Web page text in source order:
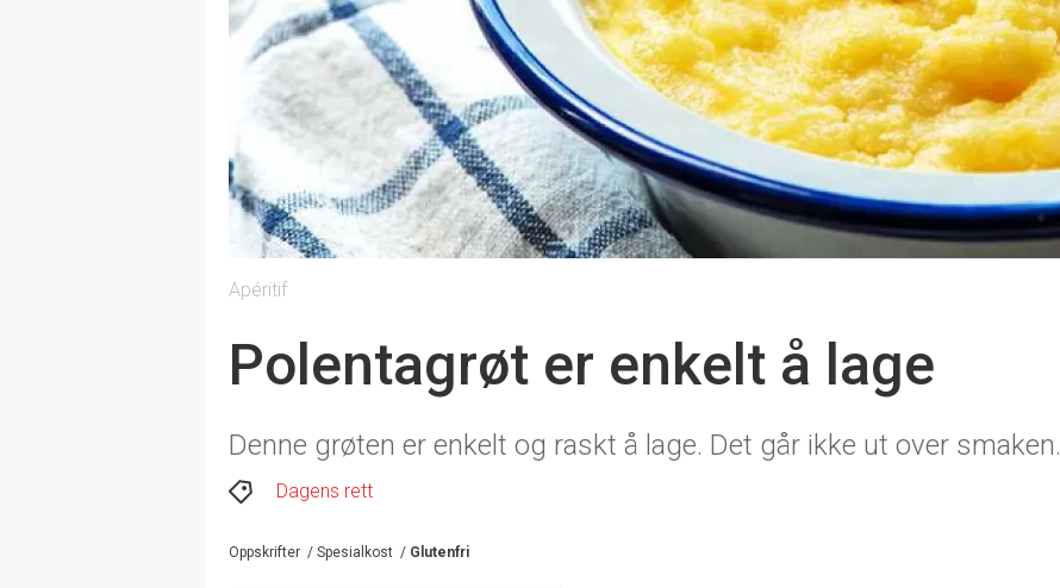
Apéritif
Polentagrøt er enkelt å lage
Denne grøten er enkelt og raskt å lage. Det går ikke ut over smaken.
Dagens rett
Oppskrifter / Spesialkost / Glutenfri